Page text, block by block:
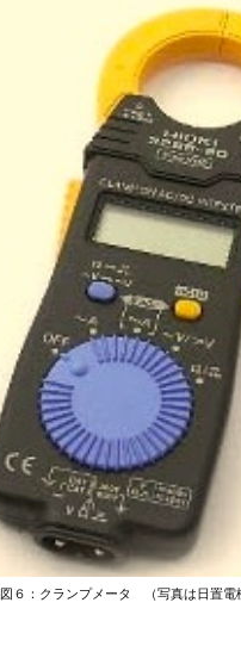
図６：クランプメータ （写真は日置電